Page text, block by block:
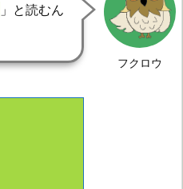
フクロウ
」と読むん